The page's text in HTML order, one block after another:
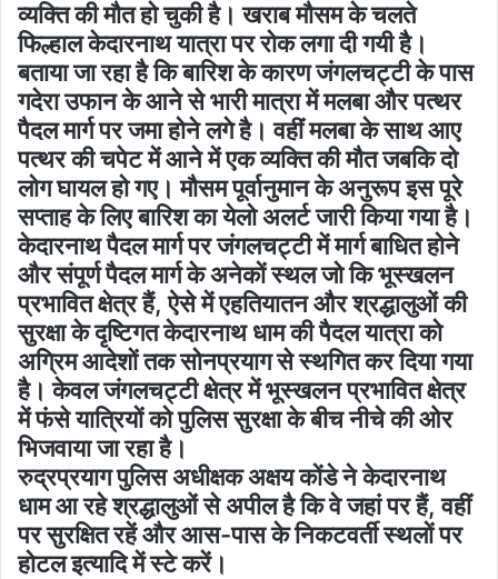
व्यक्ति की मौत हो चुकी है। खराब मौसम के चलते
फिल्हाल केदारनाथ यात्रा पर रोक लगा दी गयी है।
बताया जा रहा है कि बारिश के कारण जंगलचट्टी के पास
गदेरा उफान के आने से भारी मात्रा में मलबा और पत्थर
पैदल मार्ग पर जमा होने लगे है। वहीं मलबा के साथ आए
पत्थर की चपेट में आने में एक व्यक्ति की मौत जबकि दो
लोग घायल हो गए। मौसम पूर्वानुमान के अनुरूप इस पूरे
सप्ताह के लिए बारिश का येलो अलर्ट जारी किया गया है।
केदारनाथ पैदल मार्ग पर जंगलचट्टी में मार्ग बाधित होने
और संपूर्ण पैदल मार्ग के अनेकों स्थल जो कि भूस्खलन
प्रभावित क्षेत्र हैं, ऐसे में एहतियातन और श्रद्धालुओं की
सुरक्षा के दृष्टिगत केदारनाथ धाम की पैदल यात्रा को
अग्रिम आदेशों तक सोनप्रयाग से स्थगित कर दिया गया
है। केवल जंगलचट्टी क्षेत्र में भूस्खलन प्रभावित क्षेत्र
में फंसे यात्रियों को पुलिस सुरक्षा के बीच नीचे की ओर
भिजवाया जा रहा है।
रुद्रप्रयाग पुलिस अधीक्षक अक्षय कोंडे ने केदारनाथ
धाम आ रहे श्रद्धालुओं से अपील है कि वे जहां पर हैं, वहीं
पर सुरक्षित रहें और आस-पास के निकटवर्ती स्थलों पर
होटल इत्यादि में स्टे करें।